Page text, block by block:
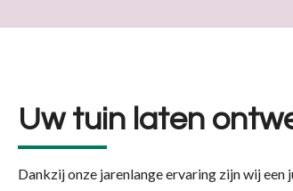
Uw tuin laten
Dankzij onze jarenlange ervaring zijn wij